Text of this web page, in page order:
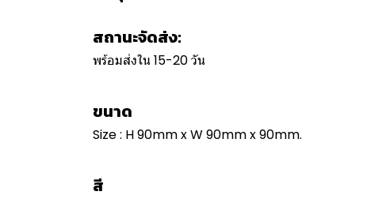
สถานะจัดส่ง:
พร้อมส่งใน 15-20 วัน
ขนาด
Size : H 90mm x W 90mm x 90mm.
สี